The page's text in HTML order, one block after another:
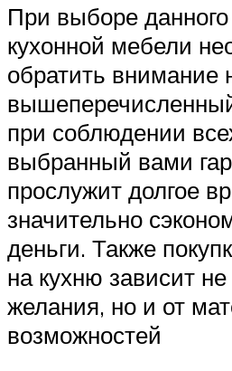
При выборе
кухонной мебели
обратить внимание
вышеперечисленный
при соблюдении
выбранный вами
прослужит долгое
значительно
деньги. Также
на кухню зависит не
желания, но и от
возможностей